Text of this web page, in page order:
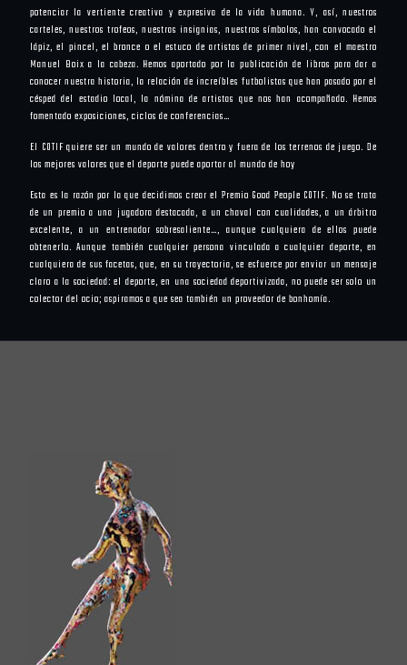
potenciar la vertiente creativa y expresiva de la vida humana. Y, así, nuestros
carteles, nuestros trofeos, nuestras insignias, nuestros símbolos, han convocado el
lápiz, el pincel, el bronce o el estuco de artistas de primer nivel, con el maestro
Manuel Boix a la cabeza. Hemos aportado por la publicación de libros para dar a
conocer nuestra historia, la relación de increíbles futbolistas que han pasado por el
césped del estadio local, la nómina de artistas que nos han acompañado. Hemos
fomentado exposiciones, ciclos de conferencias…
El COTIF quiere ser un mundo de valores dentro y fuera de los terrenos de juego. De
los mejores valores que el deporte puede aportar al mundo de hoy
Esta es la razón por la que decidimos crear el Premio Good People COTIF. No se trata
de un premio a una jugadora destacada, a un chaval con cualidades, a un árbitro
excelente, a un entrenador sobresaliente…, aunque cualquiera de ellos puede
obtenerlo. Aunque también cualquier persona vinculada a cualquier deporte, en
cualquiera de sus facetas, que, en su trayectoria, se esfuerce por enviar un mensaje
claro a la sociedad: el deporte, en una sociedad deportivizada, no puede ser solo un
colector del ocio; aspiramos a que sea también un proveedor de bonhomía.